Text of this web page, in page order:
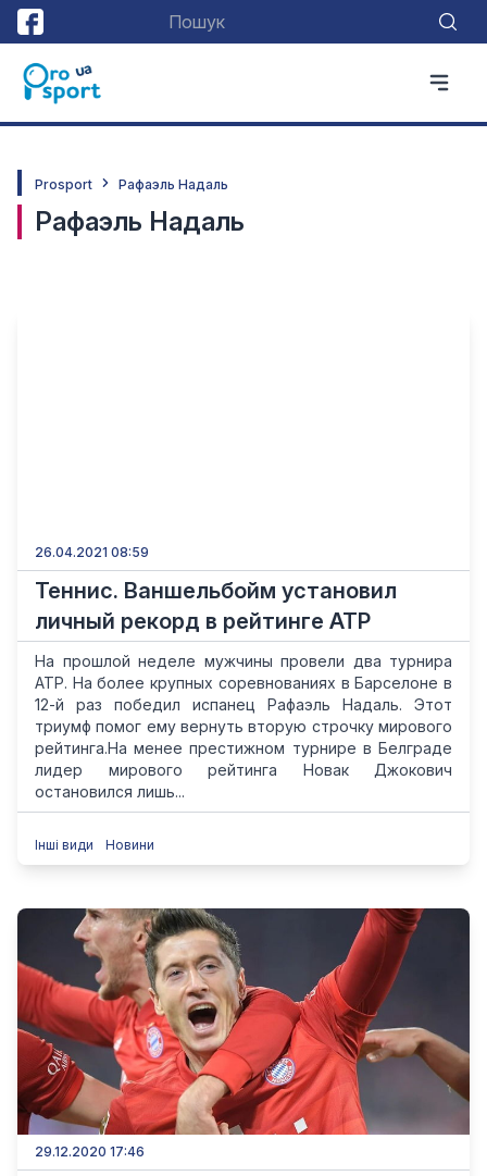
Prosport Рафаэль Надаль
Рафаэль Надаль
26.04.2021 08:59
Теннис. Ваншельбойм установил
личный рекорд в рейтинге АТР
На прошлой неделе мужчины провели два турнира
ATP. На более крупных соревнованиях в Барселоне в
12-й раз победил испанец Рафаэль Надаль. Этот
триумф помог ему вернуть вторую строчку мирового
рейтинга.На менее престижном турнире в Белграде
лидер мирового рейтинга Новак Джокович
остановился лишь...
Інші види Новини
29.12.2020 17:46